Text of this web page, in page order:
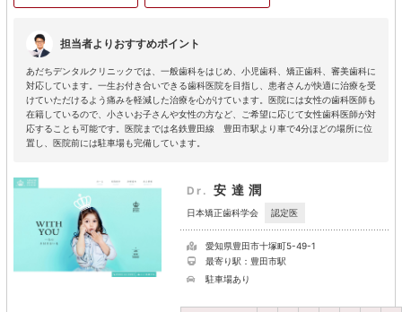
担当者よりおすすめポイント
あだちデンタルクリニックでは、一般歯科をはじめ、小児歯科、矯正歯科、審美歯科に
対応しています。一生お付き合いできる歯科医院を目指し、患者さんが快適に治療を受
けていただけるよう痛みを軽減した治療を心がけています。医院には女性の歯科医師も
在籍しているので、小さいお子さんや女性の方など、ご希望に応じて女性歯科医師が対
応することも可能です。医院までは名鉄豊田線 豊田市駅より車で4分ほどの場所に位
置し、医院前には駐車場も完備しています。
Dr. 安達潤
日本矯正歯科学会 認定医
愛知県豊田市十塚町5-49-1
最寄り駅：豊田市駅
駐車場あり